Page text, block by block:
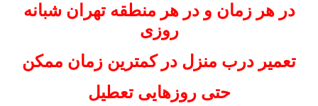
در هر زمان و در هر منطقه تهران شبانه
روزی
تعمیر درب منزل در کمترین زمان ممکن
حتی روزهایی تعطیل